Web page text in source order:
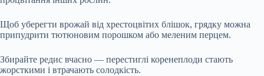
Щоб уберегти врожай від хрестоцвітих блішок, грядку можна
припудрити тютюновим порошком або меленим перцем.
Збирайте редис вчасно — перестиглі коренеплоди стають
жорсткими і втрачають солодкість.